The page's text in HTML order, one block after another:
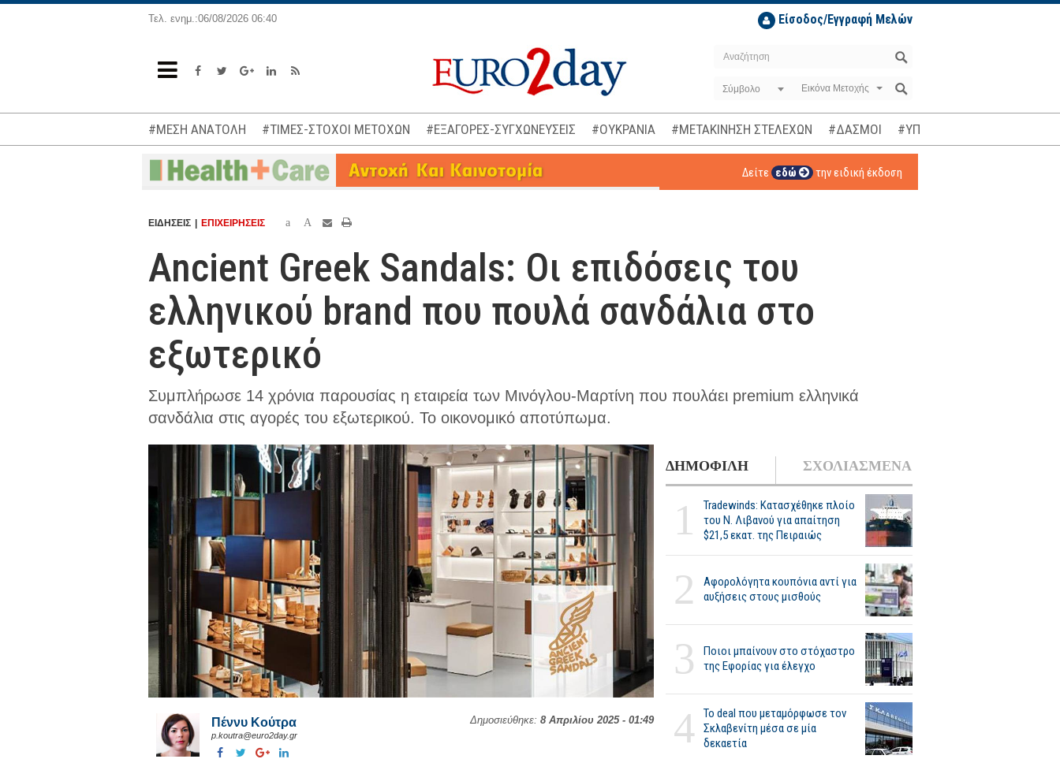
Τελ. ενημ.:06/08/2026 06:40 Είσοδος/Εγγραφή Μελών
Σύμβολο
#ΜΕΣΗ ΑΝΑΤΟΛΗ #ΤΙΜΕΣ-ΣΤΟΧΟΙ ΜΕΤΟΧΩΝ #ΕΞΑΓΟΡΕΣ-ΣΥΓΧΩΝΕΥΣΕΙΣ #ΟΥΚΡΑΝΙΑ #ΜΕΤΑΚΙΝΗΣΗ ΣΤΕΛΕΧΩΝ #ΔΑΣΜΟΙ #ΥΠΟΚΛΟΠΕΣ
Δείτε εδώ την ειδική έκδοση
ΕΙΔΗΣΕΙΣ ΕΠΙΧΕΙΡΗΣΕΙΣ a A
Ancient Greek Sandals: Οι επιδόσεις του
ελληνικού brand που πουλά σανδάλια στο
εξωτερικό
Συμπλήρωσε 14 χρόνια παρουσίας η εταιρεία των Μινόγλου-Μαρτίνη που πουλάει premium ελληνικά
σανδάλια στις αγορές του εξωτερικού. Το οικονομικό αποτύπωμα.
Δημοσιεύθηκε: 8 Απριλίου 2025 - 01:49
Πέννυ Κούτρα
p.koutra@euro2day.gr
ΔΗΜΟΦΙΛΗ ΣΧΟΛΙΑΣΜΕΝΑ
1
Tradewinds: Κατασχέθηκε πλοίο
του Ν. Λιβανού για απαίτηση
$21,5 εκατ. της Πειραιώς
2
Αφορολόγητα κουπόνια αντί για
αυξήσεις στους μισθούς
3
Ποιοι μπαίνουν στο στόχαστρο
της Εφορίας για έλεγχο
4
Το deal που μεταμόρφωσε τον
Σκλαβενίτη μέσα σε μία
δεκαετία